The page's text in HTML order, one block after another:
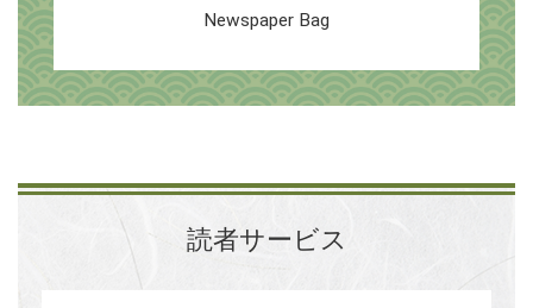
Newspaper Bag
読者サービス